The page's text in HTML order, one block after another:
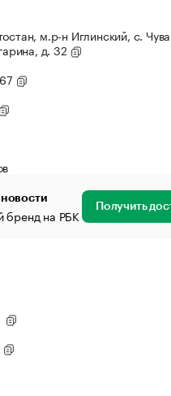
м.р-н Иглинский, с.
д. 32
бренд на РБК Получить